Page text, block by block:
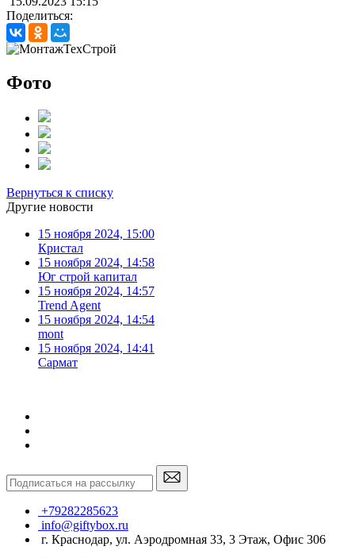
Поделиться:
Фото
Вернуться к списку
Другие новости
15 ноября 2024, 15:00
Кристал
15 ноября 2024, 14:58
Юг строй капитал
15 ноября 2024, 14:57
Trend Agent
15 ноября 2024, 14:54
mont
15 ноября 2024, 14:41
Сармат
+79282285623
info@giftybox.ru
г. Краснодар, ул. Аэродромная 33, 3 Этаж, Офис 306